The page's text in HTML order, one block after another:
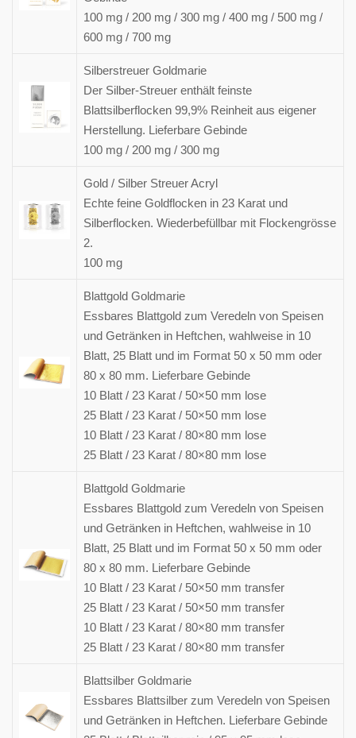
100 mg / 200 mg / 300 mg / 400 mg / 500 mg /
600 mg / 700 mg
Silberstreuer Goldmarie
Der Silber-Streuer enthält feinste
Blattsilberflocken 99,9% Reinheit aus eigener
Herstellung. Lieferbare Gebinde
100 mg / 200 mg / 300 mg
Gold / Silber Streuer Acryl
Echte feine Goldflocken in 23 Karat und
Silberflocken. Wiederbefüllbar mit Flockengrösse
2.
100 mg
Blattgold Goldmarie
Essbares Blattgold zum Veredeln von Speisen
und Getränken in Heftchen, wahlweise in 10
Blatt, 25 Blatt und im Format 50 x 50 mm oder
80 x 80 mm. Lieferbare Gebinde
10 Blatt / 23 Karat / 50×50 mm lose
25 Blatt / 23 Karat / 50×50 mm lose
10 Blatt / 23 Karat / 80×80 mm lose
25 Blatt / 23 Karat / 80×80 mm lose
Blattgold Goldmarie
Essbares Blattgold zum Veredeln von Speisen
und Getränken in Heftchen, wahlweise in 10
Blatt, 25 Blatt und im Format 50 x 50 mm oder
80 x 80 mm. Lieferbare Gebinde
10 Blatt / 23 Karat / 50×50 mm transfer
25 Blatt / 23 Karat / 50×50 mm transfer
10 Blatt / 23 Karat / 80×80 mm transfer
25 Blatt / 23 Karat / 80×80 mm transfer
Blattsilber Goldmarie
Essbares Blattsilber zum Veredeln von Speisen
und Getränken in Heftchen. Lieferbare Gebinde